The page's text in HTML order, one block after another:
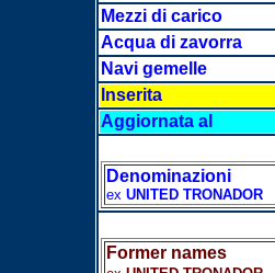
Mezzi di carico
Acqua di zavorra
Navi gemelle
Inserita
Aggiornata al
Denominazioni
exUNITED TRONADOR
Former names